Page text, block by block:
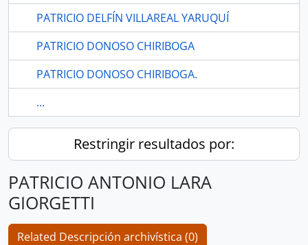
PATRICIO DELFÍN VILLAREAL YARUQUÍ
PATRICIO DONOSO CHIRIBOGA
PATRICIO DONOSO CHIRIBOGA.
...
Restringir resultados por:
PATRICIO ANTONIO LARA
GIORGETTI
Related Descripción archivística (0)